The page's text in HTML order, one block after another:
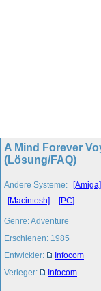
A Mind Forever
(Lösung/FAQ)
Andere Systeme: [Amiga]
[Macintosh]
[PC]
Genre: Adventure
Erschienen: 1985
Entwickler:
Infocom
Verleger:
Infocom